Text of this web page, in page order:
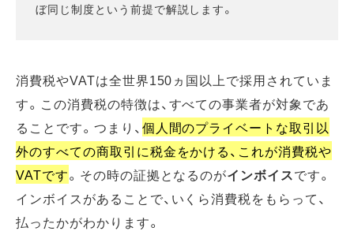
ぼ同じ制度という前提で解説します。
消費税やVATは全世界150ヵ国以上で採用されていま
す。この消費税の特徴は、すべての事業者が対象であ
ることです。つまり、個人間のプライベートな取引以
外のすべての商取引に税金をかける、これが消費税や
VATです。その時の証拠となるのがインボイスです。
インボイスがあることで、いくら消費税をもらって、
払ったかがわかります。